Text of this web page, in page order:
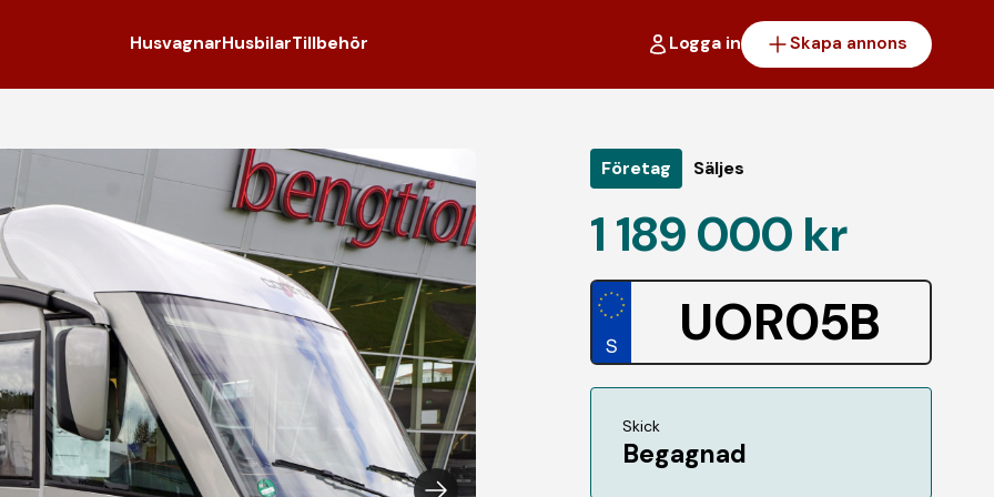
HusvagnarHusbilarTillbehör Logga in Skapa annons
Företag Säljes
1 189 000 kr
UOR05B
Skick
Begagnad